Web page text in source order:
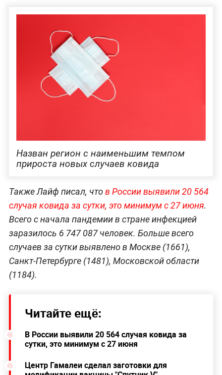
Назван регион с наименьшим темпом
прироста новых случаев ковида
Также Лайф писал, чтов России выявили 20 564
случая ковида за сутки, это минимум с 27 июня.
Всего с начала пандемии в стране инфекцией
заразилось 6 747 087 человек. Больше всего
случаев за сутки выявлено в Москве (1661),
Санкт-Петербурге (1481), Московской области
(1184).
Читайте ещё:
В России выявили 20 564 случая ковида за
сутки, это минимум с 27 июня
Центр Гамалеи сделал заготовки для